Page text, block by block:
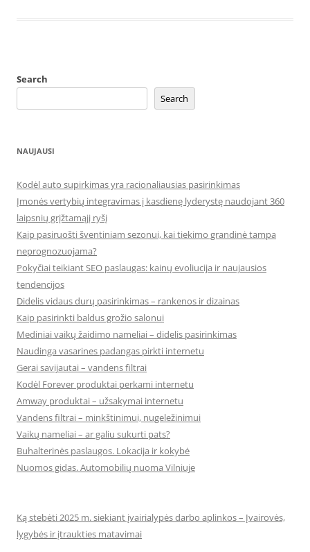
Search
Search
NAUJAUSI
Kodėl auto supirkimas yra racionaliausias pasirinkimas
Įmonės vertybių integravimas į kasdienę lyderystę naudojant 360
laipsnių grįžtamąjį ryšį
Kaip pasiruošti šventiniam sezonui, kai tiekimo grandinė tampa
neprognozuojama?
Pokyčiai teikiant SEO paslaugas: kainų evoliucija ir naujausios
tendencijos
Didelis vidaus durų pasirinkimas – rankenos ir dizainas
Kaip pasirinkti baldus grožio salonui
Mediniai vaikų žaidimo nameliai – didelis pasirinkimas
Naudinga vasarines padangas pirkti internetu
Gerai savijautai – vandens filtrai
Kodėl Forever produktai perkami internetu
Amway produktai – užsakymai internetu
Vandens filtrai – minkštinimui, nugeležinimui
Vaikų nameliai – ar galiu sukurti pats?
Buhalterinės paslaugos. Lokacija ir kokybė
Nuomos gidas. Automobilių nuoma Vilniuje
Ką stebėti 2025 m. siekiant įvairialypės darbo aplinkos – Įvairovės,
lygybės ir įtraukties matavimai